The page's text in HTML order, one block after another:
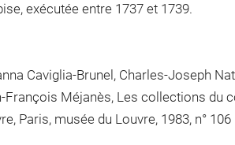
exécutée entre 1737 et 1739.
Caviglia-Brunel, Charles-Joseph
François Méjanès, Les collections du
Paris, musée du Louvre, 1983, n° 106